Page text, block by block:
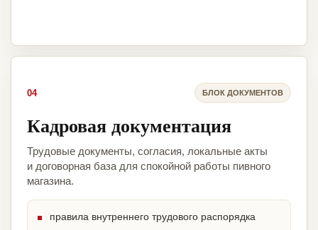
04 БЛОК ДОКУМЕНТОВ
Кадровая документация
Трудовые документы, согласия, локальные акты
и договорная база для спокойной работы пивного
магазина.
правила внутреннего трудового распорядка